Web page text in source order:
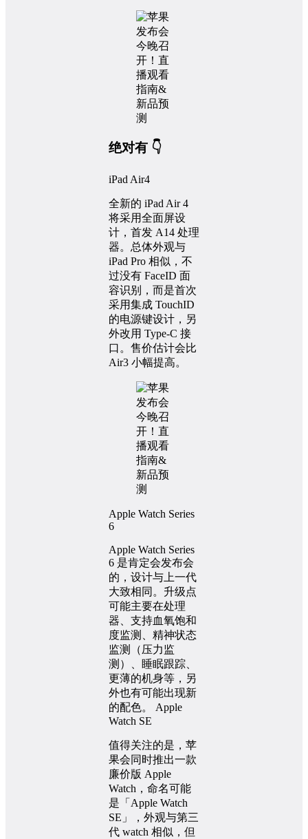
绝对有 👇
iPad Air4
全新的 iPad Air 4
将采用全面屏设
计，首发 A14 处理
器。总体外观与
iPad Pro 相似，不
过没有 FaceID 面
容识别，而是首次
采用集成 TouchID
的电源键设计，另
外改用 Type-C 接
口。售价估计会比
Air3 小幅提高。
Apple Watch Series
6
Apple Watch Series
6 是肯定会发布会
的，设计与上一代
大致相同。升级点
可能主要在处理
器、支持血氧饱和
度监测、精神状态
监测（压力监
测）、睡眠跟踪、
更薄的机身等，另
外也有可能出现新
的配色。 Apple
Watch SE
值得关注的是，苹
果会同时推出一款
廉价版 Apple
Watch，命名可能
是「Apple Watch
SE」，外观与第三
代 watch 相似，但